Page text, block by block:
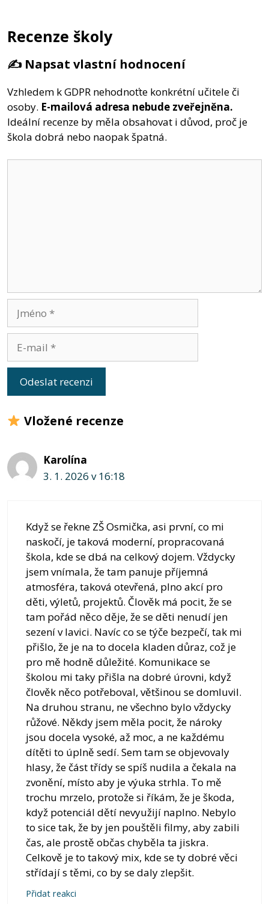
Recenze školy
Vložené recenze
Karolína
3. 1. 2026 v 16:18
Když se řekne ZŠ Osmička, asi první, co mi
naskočí, je taková moderní, propracovaná
škola, kde se dbá na celkový dojem. Vždycky
jsem vnímala, že tam panuje příjemná
atmosféra, taková otevřená, plno akcí pro
děti, výletů, projektů. Člověk má pocit, že se
tam pořád něco děje, že se děti nenudí jen
sezení v lavici. Navíc co se týče bezpečí, tak mi
přišlo, že je na to docela kladen důraz, což je
pro mě hodně důležité. Komunikace se
školou mi taky přišla na dobré úrovni, když
člověk něco potřeboval, většinou se domluvil.
Na druhou stranu, ne všechno bylo vždycky
růžové. Někdy jsem měla pocit, že nároky
jsou docela vysoké, až moc, a ne každému
dítěti to úplně sedí. Sem tam se objevovaly
hlasy, že část třídy se spíš nudila a čekala na
zvonění, místo aby je výuka strhla. To mě
trochu mrzelo, protože si říkám, že je škoda,
když potenciál dětí nevyužijí naplno. Nebylo
to sice tak, že by jen pouštěli filmy, aby zabili
čas, ale prostě občas chyběla ta jiskra.
Celkově je to takový mix, kde se ty dobré věci
střídají s těmi, co by se daly zlepšit.
Přidat reakci
✍️ Napsat vlastní hodnocení
Vzhledem k GDPR nehodnoťte konkrétní učitele či
osoby. E-mailová adresa nebude zveřejněna.
Ideální recenze by měla obsahovat i důvod, proč je
škola dobrá nebo naopak špatná.
mail